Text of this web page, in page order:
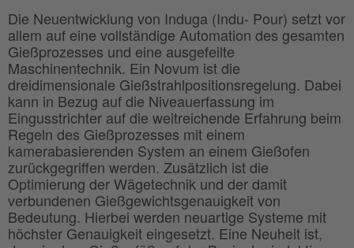
Die Neuentwicklung von Induga (Indu- Pour) setzt vor
allem auf eine vollständige Automation des gesamten
Gießprozesses und eine ausgefeilte
Maschinentechnik. Ein Novum ist die
dreidimensionale Gießstrahlpositionsregelung. Dabei
kann in Bezug auf die Niveauerfassung im
Eingusstrichter auf die weitreichende Erfahrung beim
Regeln des Gießprozesses mit einem
kamerabasierenden System an einem Gießofen
zurückgegriffen werden. Zusätzlich ist die
Optimierung der Wägetechnik und der damit
verbundenen Gießgewichtsgenauigkeit von
Bedeutung. Hierbei werden neuartige Systeme mit
höchster Genauigkeit eingesetzt. Eine Neuheit ist,